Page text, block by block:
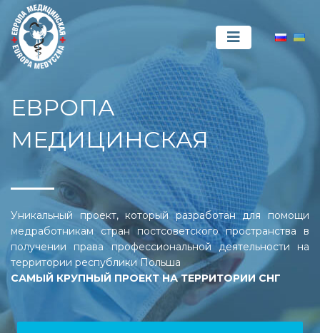
ЕВРОПА
МЕДИЦИНСКАЯ
Уникальный проект, который разработан для помощи
медработникам стран постсоветского пространства в
получении права профессиональной деятельности на
территории республики Польша
САМЫЙ КРУПНЫЙ ПРОЕКТ НА ТЕРРИТОРИИ СНГ